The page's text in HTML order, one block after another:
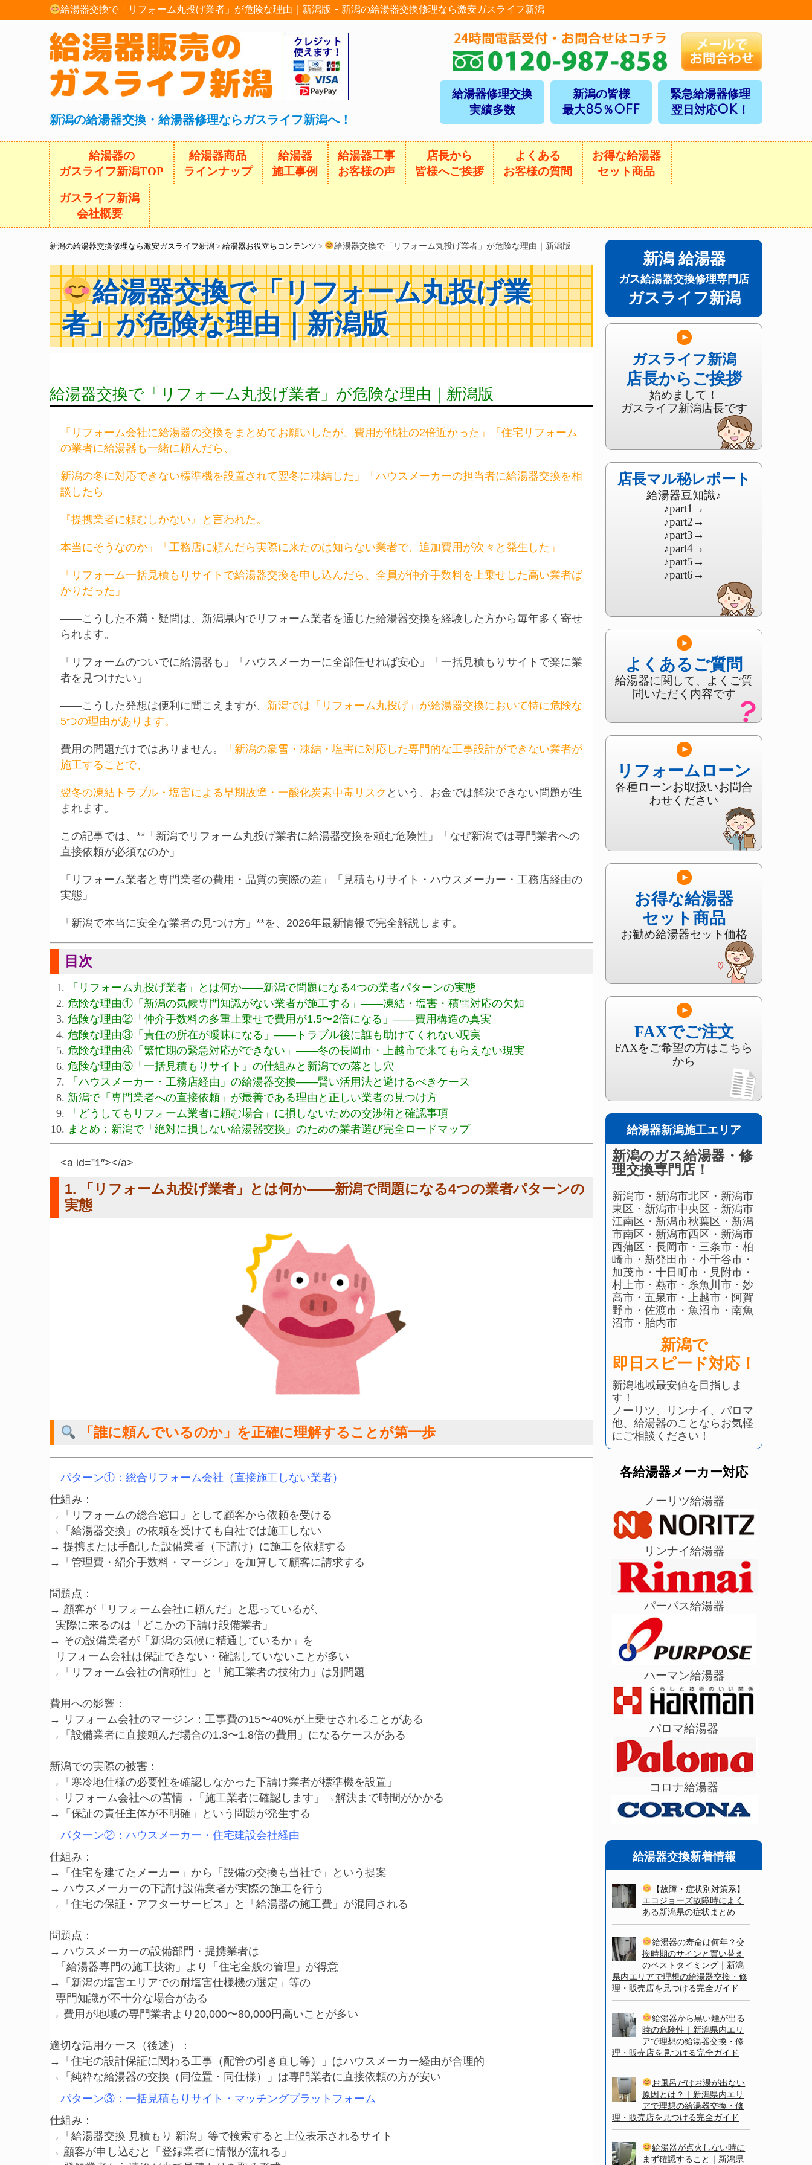
給湯器交換で「リフォーム丸投げ業者」が危険な理由｜新潟版 - 新潟の給湯器交換修理なら激安ガスライフ新潟
新潟の給湯器交換・給湯器修理ならガスライフ新潟へ！
緊急給湯器修理
翌日対応OK！
新潟の皆様
最大85％OFF
給湯器修理交換
実績多数
給湯器の
ガスライフ新潟TOP
給湯器商品
ラインナップ
給湯器
施工事例
給湯器工事
お客様の声
店長から
皆様へご挨拶
よくある
お客様の質問
お得な給湯器
セット商品
ガスライフ新潟
会社概要
新潟の給湯器交換修理なら激安ガスライフ新潟 > 給湯器お役立ちコンテンツ > 給湯器交換で「リフォーム丸投げ業者」が危険な理由｜新潟版
給湯器交換で「リフォーム丸投げ業
者」が危険な理由｜新潟版
給湯器交換で「リフォーム丸投げ業者」が危険な理由｜新潟版
「リフォーム会社に給湯器の交換をまとめてお願いしたが、費用が他社の2倍近かった」「住宅リフォーム
の業者に給湯器も一緒に頼んだら、
新潟の冬に対応できない標準機を設置されて翌冬に凍結した」「ハウスメーカーの担当者に給湯器交換を相
談したら
『提携業者に頼むしかない』と言われた。
本当にそうなのか」「工務店に頼んだら実際に来たのは知らない業者で、追加費用が次々と発生した」
「リフォーム一括見積もりサイトで給湯器交換を申し込んだら、全員が仲介手数料を上乗せした高い業者ば
かりだった」
——こうした不満・疑問は、新潟県内でリフォーム業者を通じた給湯器交換を経験した方から毎年多く寄せ
られます。
「リフォームのついでに給湯器も」「ハウスメーカーに全部任せれば安心」「一括見積もりサイトで楽に業
者を見つけたい」
——こうした発想は便利に聞こえますが、 新潟では「リフォーム丸投げ」が給湯器交換において特に危険な
5つの理由があります。
費用の問題だけではありません。
「新潟の豪雪・凍結・塩害に対応した専門的な工事設計ができない業者が
施工することで、
翌冬の凍結トラブル・塩害による早期故障・一酸化炭素中毒リスク という、お金では解決できない問題が生
まれます。
この記事では、**「新潟でリフォーム丸投げ業者に給湯器交換を頼む危険性」「なぜ新潟では専門業者への
直接依頼が必須なのか」
「リフォーム業者と専門業者の費用・品質の実際の差」「見積もりサイト・ハウスメーカー・工務店経由の
実態」
「新潟で本当に安全な業者の見つけ方」**を、2026年最新情報で完全解説します。
目次
「リフォーム丸投げ業者」とは何か——新潟で問題になる4つの業者パターンの実態
危険な理由①「新潟の気候専門知識がない業者が施工する」——凍結・塩害・積雪対応の欠如
危険な理由②「仲介手数料の多重上乗せで費用が1.5〜2倍になる」——費用構造の真実
危険な理由③「責任の所在が曖昧になる」——トラブル後に誰も助けてくれない現実
危険な理由④「繁忙期の緊急対応ができない」——冬の長岡市・上越市で来てもらえない現実
危険な理由⑤「一括見積もりサイト」の仕組みと新潟での落とし穴
「ハウスメーカー・工務店経由」の給湯器交換——賢い活用法と避けるべきケース
新潟で「専門業者への直接依頼」が最善である理由と正しい業者の見つけ方
「どうしてもリフォーム業者に頼む場合」に損しないための交渉術と確認事項
まとめ：新潟で「絶対に損しない給湯器交換」のための業者選び完全ロードマップ
<a id=”1″></a>
1. 「リフォーム丸投げ業者」とは何か——新潟で問題になる4つの業者パターンの
実態
「誰に頼んでいるのか」を正確に理解することが第一歩
パターン①：総合リフォーム会社（直接施工しない業者）
仕組み：
→「リフォームの総合窓口」として顧客から依頼を受ける
→「給湯器交換」の依頼を受けても自社では施工しない
→ 提携または手配した設備業者（下請け）に施工を依頼する
→「管理費・紹介手数料・マージン」を加算して顧客に請求する
問題点：
→ 顧客が「リフォーム会社に頼んだ」と思っているが、
  実際に来るのは「どこかの下請け設備業者」
→ その設備業者が「新潟の気候に精通しているか」を
  リフォーム会社は保証できない・確認していないことが多い
→「リフォーム会社の信頼性」と「施工業者の技術力」は別問題
費用への影響：
→ リフォーム会社のマージン：工事費の15〜40%が上乗せされることがある
→「設備業者に直接頼んだ場合の1.3〜1.8倍の費用」になるケースがある
新潟での実際の被害：
→「寒冷地仕様の必要性を確認しなかった下請け業者が標準機を設置」
→ リフォーム会社への苦情→「施工業者に確認します」→解決まで時間がかかる
パターン②：ハウスメーカー・住宅建設会社経由
仕組み：
→「住宅を建てたメーカー」から「設備の交換も当社で」という提案
→ ハウスメーカーの下請け設備業者が実際の施工を行う
→「住宅の保証・アフターサービス」と「給湯器の施工費」が混同される
問題点：
→ ハウスメーカーの設備部門・提携業者は
  「給湯器専門の施工技術」より「住宅全般の管理」が得意
→「新潟の塩害エリアでの耐塩害仕様機の選定」等の
  専門知識が不十分な場合がある
→ 費用が地域の専門業者より20,000〜80,000円高いことが多い
適切な活用ケース（後述）：
→「住宅の設計保証に関わる工事（配管の引き直し等）」はハウスメーカー経由が合理的
パターン③：一括見積もりサイト・マッチングプラットフォーム
仕組み：
→「給湯器交換 見積もり 新潟」等で検索すると上位表示されるサイト
→ 顧客が申し込むと「登録業者に情報が流れる」
新潟 給湯器
ガス給湯器交換修理専門店
ガスライフ新潟
ガスライフ新潟
店長からご挨拶
始めまして！
ガスライフ新潟店長です
店長マル秘レポート
給湯器豆知識♪
♪part1 →
♪part2→
♪part3→
♪part4→
♪part5→
♪part6→
よくあるご質問
給湯器に関して、よくご質
問いただく内容です
リフォームローン
各種ローンお取扱いお問合
わせください
お得な給湯器
セット商品
お勧め給湯器セット価格
FAXでご注文
FAXをご希望の方はこちら
から
給湯器新潟施工エリア
新潟のガス給湯器・修
理交換専門店！
新潟市・新潟市北区・新潟市
東区・新潟市中央区・新潟市
江南区・新潟市秋葉区・新潟
市南区・新潟市西区・新潟市
西蒲区・長岡市・三条市・柏
崎市・新発田市・小千谷市・
加茂市・十日町市・見附市・
村上市・燕市・糸魚川市・妙
高市・五泉市・上越市・阿賀
野市・佐渡市・魚沼市・南魚
沼市・胎内市
新潟で
即日スピード対応！
新潟地域最安値を目指しま
す！
ノーリツ、リンナイ、パロマ
他、給湯器のことならお気軽
にご相談ください！
各給湯器メーカー対応
ノーリツ給湯器
リンナイ給湯器
パーパス給湯器
ハーマン給湯器
パロマ給湯器
コロナ給湯器
給湯器交換新着情報
【故障・症状別対策系】
エコジョーズ故障時によく
ある新潟県の症状まとめ
給湯器の寿命は何年？交
換時期のサインと買い替え
のベストタイミング｜新潟
県内エリアで理想の給湯器交換・修
理・販売店を見つける完全ガイド
給湯器から黒い煙が出る
時の危険性｜新潟県内エリ
アで理想の給湯器交換・修
理・販売店を見つける完全ガイド
お風呂だけお湯が出ない
原因とは？｜新潟県内エリ
アで理想の給湯器交換・修
理・販売店を見つける完全ガイド
給湯器が点火しない時に
まず確認すること｜新潟県